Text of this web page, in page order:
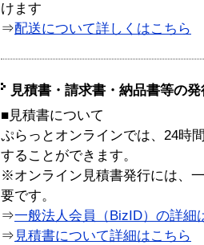
けます
⇒配送について詳しくはこちら
見積書・請求書・納品書等の
■見積書について
ぷらっとオンラインでは、24時
することができます。
※オンライン見積書発行には、
要です。
⇒一般法人会員（BizID）の詳細
⇒ 見積書について詳細はこちら